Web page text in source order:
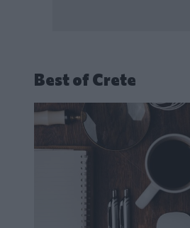
Best of Crete